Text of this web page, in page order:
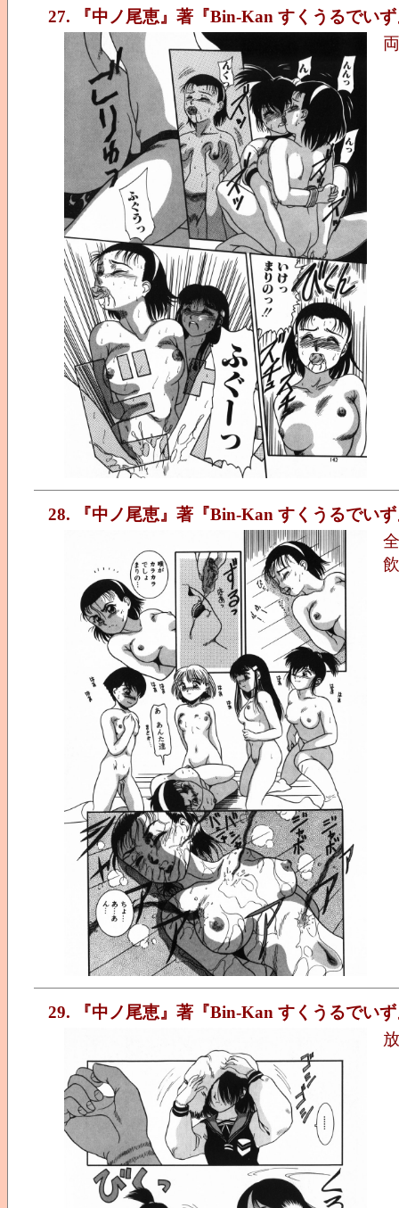
27. 『中ノ尾恵』著『Bin-Kan すくうるでい
28. 『中ノ尾恵』著『Bin-Kan すくうるでい
29. 『中ノ尾恵』著『Bin-Kan すくうるでい